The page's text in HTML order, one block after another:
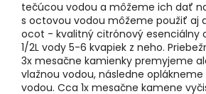
tečúcou vodou a môžeme ich dať
s octovou vodou môžeme použiť aj
ocot - kvalitný citrónový esenciálny
1/2L vody 5-6 kvapiek z neho.
3x mesačne kamienky premyjeme
vlažnou vodou, následne
vodou. Cca 1x mesačne kamene